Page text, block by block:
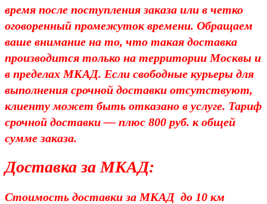
время после поступления заказа или в четко
оговоренный промежуток времени. Обращаем
ваше внимание на то, что такая доставка
производится только на территории Москвы и
в пределах МКАД. Если свободные курьеры для
выполнения срочной доставки отсутствуют,
клиенту может быть отказано в услуге. Тариф
срочной доставки — плюс 800 руб. к общей
сумме заказа.
Доставка за МКАД:
Стоимость доставки за МКАД до 10 км